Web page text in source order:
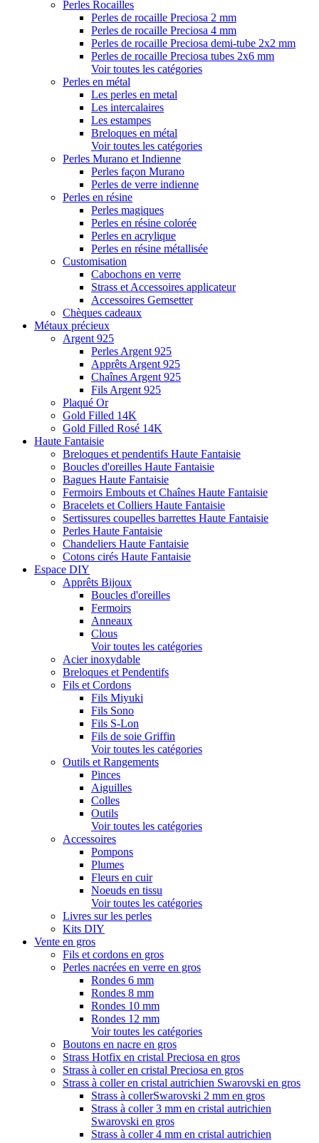
Perles Rocailles
Perles de rocaille Preciosa 2 mm
Perles de rocaille Preciosa 4 mm
Perles de rocaille Preciosa demi-tube 2x2 mm
Perles de rocaille Preciosa tubes 2x6 mm
Voir toutes les catégories
Perles en métal
Les perles en metal
Les intercalaires
Les estampes
Breloques en métal
Voir toutes les catégories
Perles Murano et Indienne
Perles façon Murano
Perles de verre indienne
Perles en résine
Perles magiques
Perles en résine colorée
Perles en acrylique
Perles en résine métallisée
Customisation
Cabochons en verre
Strass et Accessoires applicateur
Accessoires Gemsetter
Chèques cadeaux
Métaux précieux
Argent 925
Perles Argent 925
Apprêts Argent 925
Chaînes Argent 925
Fils Argent 925
Plaqué Or
Gold Filled 14K
Gold Filled Rosé 14K
Haute Fantaisie
Breloques et pendentifs Haute Fantaisie
Boucles d'oreilles Haute Fantaisie
Bagues Haute Fantaisie
Fermoirs Embouts et Chaînes Haute Fantaisie
Bracelets et Colliers Haute Fantaisie
Sertissures coupelles barrettes Haute Fantaisie
Perles Haute Fantaisie
Chandeliers Haute Fantaisie
Cotons cirés Haute Fantaisie
Espace DIY
Apprêts Bijoux
Boucles d'oreilles
Fermoirs
Anneaux
Clous
Voir toutes les catégories
Acier inoxydable
Breloques et Pendentifs
Fils et Cordons
Fils Miyuki
Fils Sono
Fils S-Lon
Fils de soie Griffin
Voir toutes les catégories
Outils et Rangements
Pinces
Aiguilles
Colles
Outils
Voir toutes les catégories
Accessoires
Pompons
Plumes
Fleurs en cuir
Noeuds en tissu
Voir toutes les catégories
Livres sur les perles
Kits DIY
Vente en gros
Fils et cordons en gros
Perles nacrées en verre en gros
Rondes 6 mm
Rondes 8 mm
Rondes 10 mm
Rondes 12 mm
Voir toutes les catégories
Boutons en nacre en gros
Strass Hotfix en cristal Preciosa en gros
Strass à coller en cristal Preciosa en gros
Strass à coller en cristal autrichien Swarovski en gros
Strass à collerSwarovski 2 mm en gros
Strass à coller 3 mm en cristal autrichien
Swarovski en gros
Strass à coller 4 mm en cristal autrichien